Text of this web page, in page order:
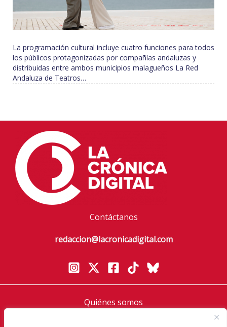
La programación cultural incluye cuatro funciones para todos
los públicos protagonizadas por compañías andaluzas y
distribuidas entre ambos municipios malagueños La Red
Andaluza de Teatros…
Contáctanos
redaccion@lacronicadigital.com
Quiénes somos